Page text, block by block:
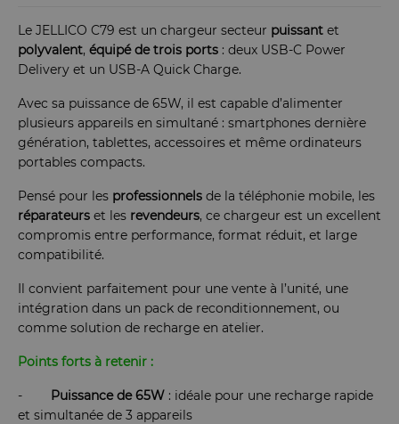
Le JELLICO C79 est un chargeur secteur puissant et
polyvalent, équipé de trois ports : deux USB-C Power
Delivery et un USB-A Quick Charge.
Avec sa puissance de 65W, il est capable d’alimenter
plusieurs appareils en simultané : smartphones dernière
génération, tablettes, accessoires et même ordinateurs
portables compacts.
Pensé pour les professionnels de la téléphonie mobile, les
réparateurs et les revendeurs, ce chargeur est un excellent
compromis entre performance, format réduit, et large
compatibilité.
Il convient parfaitement pour une vente à l’unité, une
intégration dans un pack de reconditionnement, ou
comme solution de recharge en atelier.
Points forts à retenir :
- Puissance de 65W : idéale pour une recharge rapide
et simultanée de 3 appareils